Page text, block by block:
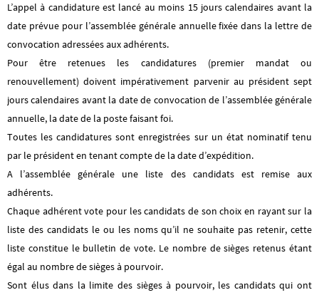
L’appel à candidature est lancé au moins 15 jours calendaires avant la
date prévue pour l’assemblée générale annuelle fixée dans la lettre de
convocation adressées aux adhérents.
Pour être retenues les candidatures (premier mandat ou
renouvellement) doivent impérativement parvenir au président sept
jours calendaires avant la date de convocation de l’assemblée générale
annuelle, la date de la poste faisant foi.
Toutes les candidatures sont enregistrées sur un état nominatif tenu
par le président en tenant compte de la date d’expédition.
A l’assemblée générale une liste des candidats est remise aux
adhérents.
Chaque adhérent vote pour les candidats de son choix en rayant sur la
liste des candidats le ou les noms qu’il ne souhaite pas retenir, cette
liste constitue le bulletin de vote. Le nombre de sièges retenus étant
égal au nombre de sièges à pourvoir.
Sont élus dans la limite des sièges à pourvoir, les candidats qui ont